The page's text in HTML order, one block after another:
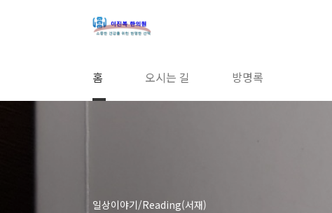
홈 오시는 길 방명록
일상이야기/Reading(서재)